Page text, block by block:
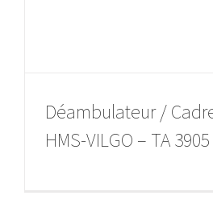
Déambulateur /
HMS-VILGO – TA 3905